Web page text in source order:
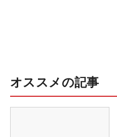
オススメの記事